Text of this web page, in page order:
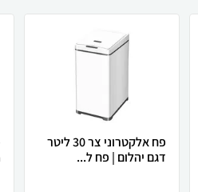
פח אלקטרוני צר 30 ליטר
דגם יהלום | פח ל...